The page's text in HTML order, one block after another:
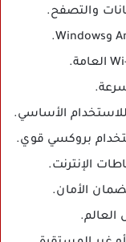
والتصفح.
الأساسي.
بروكسي قوي.
الإنترنت.